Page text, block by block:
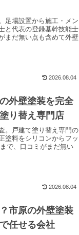
足場設置から施工・メン
と代表の登録基幹技能士
まだ無い点も含めて外壁
2026.08.04
外壁塗装を完全
り替え専門店
。戸建て塗り替え専門の
塗料をシリコンからフッ
で、口コミがまだ無い
2026.08.04
市原の外壁塗装
任せる会社